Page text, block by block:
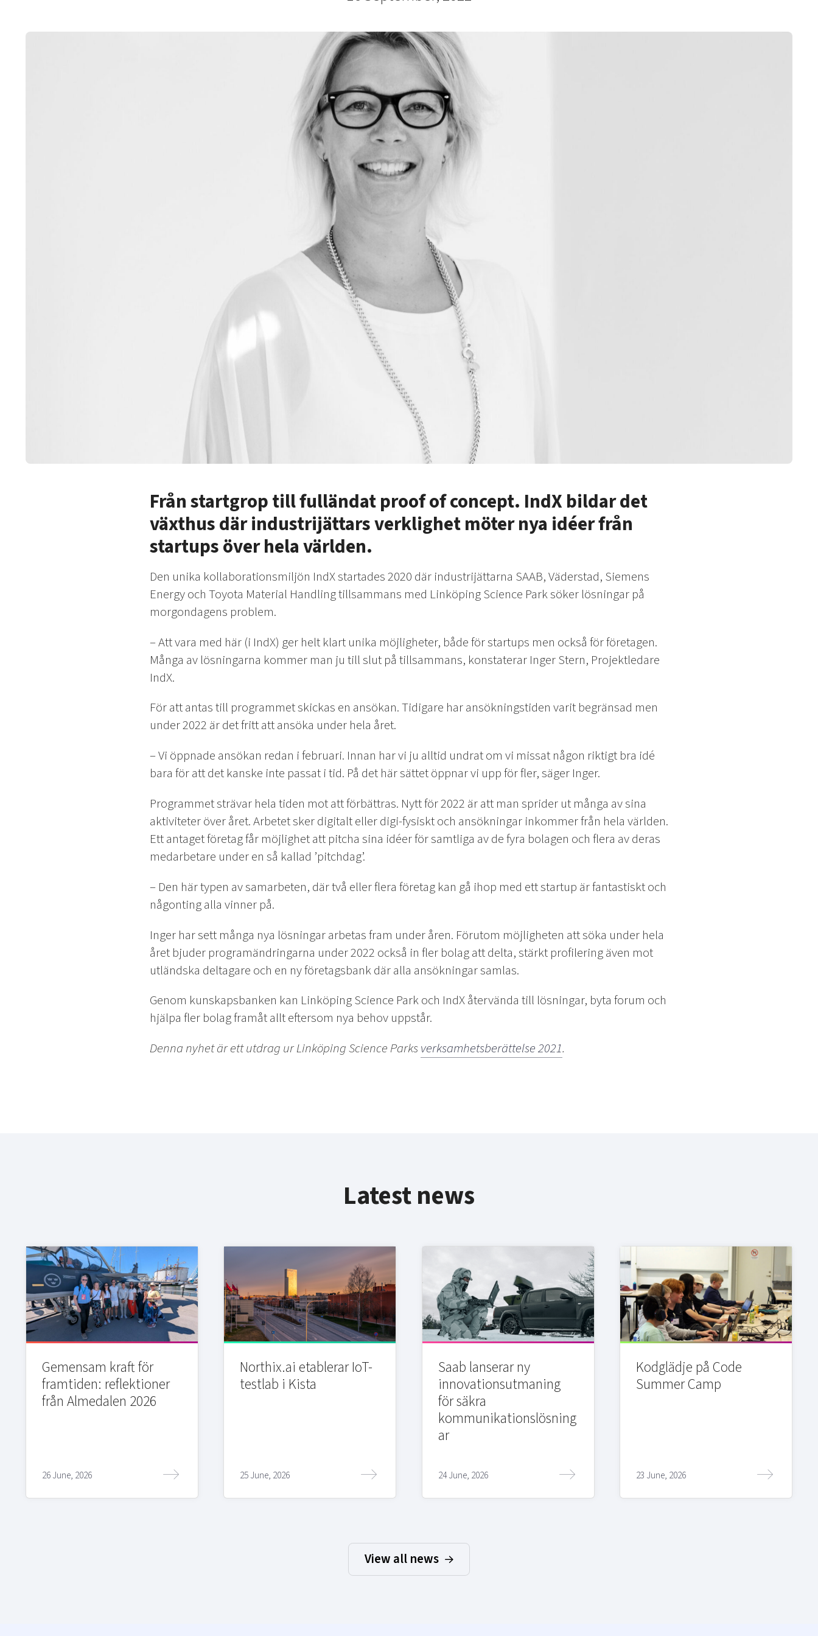
Från startgrop till fulländat proof of concept. IndX bildar det
växthus där industrijättars verklighet möter nya idéer från
startups över hela världen.
Den unika kollaborationsmiljön IndX startades 2020 där industrijättarna SAAB, Väderstad, Siemens
Energy och Toyota Material Handling tillsammans med Linköping Science Park söker lösningar på
morgondagens problem.
– Att vara med här (i IndX) ger helt klart unika möjligheter, både för startups men också för företagen.
Många av lösningarna kommer man ju till slut på tillsammans, konstaterar Inger Stern, Projektledare
IndX.
För att antas till programmet skickas en ansökan. Tidigare har ansökningstiden varit begränsad men
under 2022 är det fritt att ansöka under hela året.
– Vi öppnade ansökan redan i februari. Innan har vi ju alltid undrat om vi missat någon riktigt bra idé
bara för att det kanske inte passat i tid. På det här sättet öppnar vi upp för fler, säger Inger.
Programmet strävar hela tiden mot att förbättras. Nytt för 2022 är att man sprider ut många av sina
aktiviteter över året. Arbetet sker digitalt eller digi-fysiskt och ansökningar inkommer från hela världen.
Ett antaget företag får möjlighet att pitcha sina idéer för samtliga av de fyra bolagen och flera av deras
medarbetare under en så kallad ’pitchdag’.
– Den här typen av samarbeten, där två eller flera företag kan gå ihop med ett startup är fantastiskt och
någonting alla vinner på.
Inger har sett många nya lösningar arbetas fram under åren. Förutom möjligheten att söka under hela
året bjuder programändringarna under 2022 också in fler bolag att delta, stärkt profilering även mot
utländska deltagare och en ny företagsbank där alla ansökningar samlas.
Genom kunskapsbanken kan Linköping Science Park och IndX återvända till lösningar, byta forum och
hjälpa fler bolag framåt allt eftersom nya behov uppstår.
Denna nyhet är ett utdrag ur Linköping Science Parksverksamhetsberättelse 2021.
Latest news
Gemensam kraft för
framtiden: reflektioner
från Almedalen 2026
26 June, 2026
Northix.ai etablerar IoT-
testlab i Kista
25 June, 2026
Saab lanserar ny
innovationsutmaning
för säkra
kommunikationslösning
ar
24 June, 2026
Kodglädje på Code
Summer Camp
23 June, 2026
View all news